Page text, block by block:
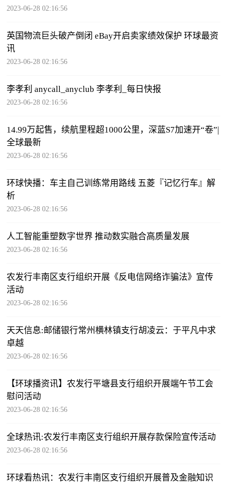
2023-06-28 02:16:56
英国物流巨头破产倒闭 eBay开启卖家绩效保护 环球最资
讯
2023-06-28 02:16:56
李孝利 anycall_anyclub 李孝利_每日快报
2023-06-28 02:16:56
14.99万起售，续航里程超1000公里，深蓝S7加速开“卷”|
全球最新
2023-06-28 02:16:56
环球快播：车主自己训练常用路线 五菱『记忆行车』解
析
2023-06-28 02:16:56
人工智能重塑数字世界 推动数实融合高质量发展
2023-06-28 02:16:56
农发行丰南区支行组织开展《反电信网络诈骗法》宣传
活动
2023-06-28 02:16:56
天天信息:邮储银行常州横林镇支行胡凌云：于平凡中求
卓越
2023-06-28 02:16:56
【环球播资讯】农发行平塘县支行组织开展端午节工会
慰问活动
2023-06-28 02:16:56
全球热讯:农发行丰南区支行组织开展存款保险宣传活动
2023-06-28 02:16:56
环球看热讯：农发行丰南区支行组织开展普及金融知识